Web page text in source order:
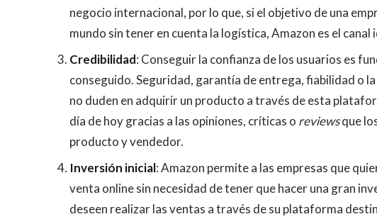
negocio internacional, por lo que, si el objetivo de una
mundo sin tener en cuenta la logística, Amazon es el
Credibilidad: Conseguir la confianza de los usuarios es
conseguido. Seguridad, garantía de entrega, fiabilidad o
no duden en adquirir un producto a través de esta
día de hoy gracias a las opiniones, críticas o reviewsque
producto y vendedor.
Inversión inicial: Amazon permite a las empresas que
venta online sin necesidad de tener que hacer una gran
deseen realizar las ventas a través de su plataforma